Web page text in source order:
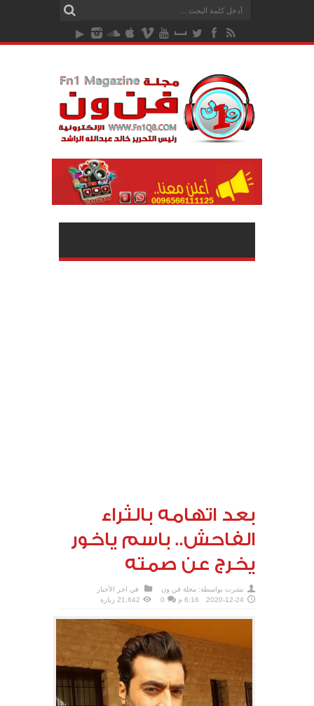
بعد اتهامه بالثراء
الفاحش.. باسم ياخور
يخرج عن صمته
نشرت بواسطة: مجلة فن ون في اخر الأخبار
2020-12-24
6:16 م 0 21,642 زيارة